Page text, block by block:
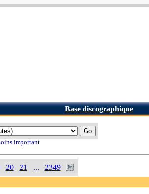
Base discographique
important
20 21 ... 2349